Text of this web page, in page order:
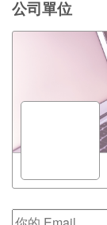
公司單位